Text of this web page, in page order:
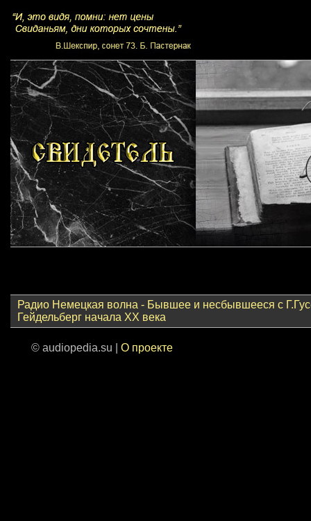
Радио Немецкая волна - Бывшее и несбывшееся с
Гейдельберг начала ХХ века
© audiopedia.su | О проекте